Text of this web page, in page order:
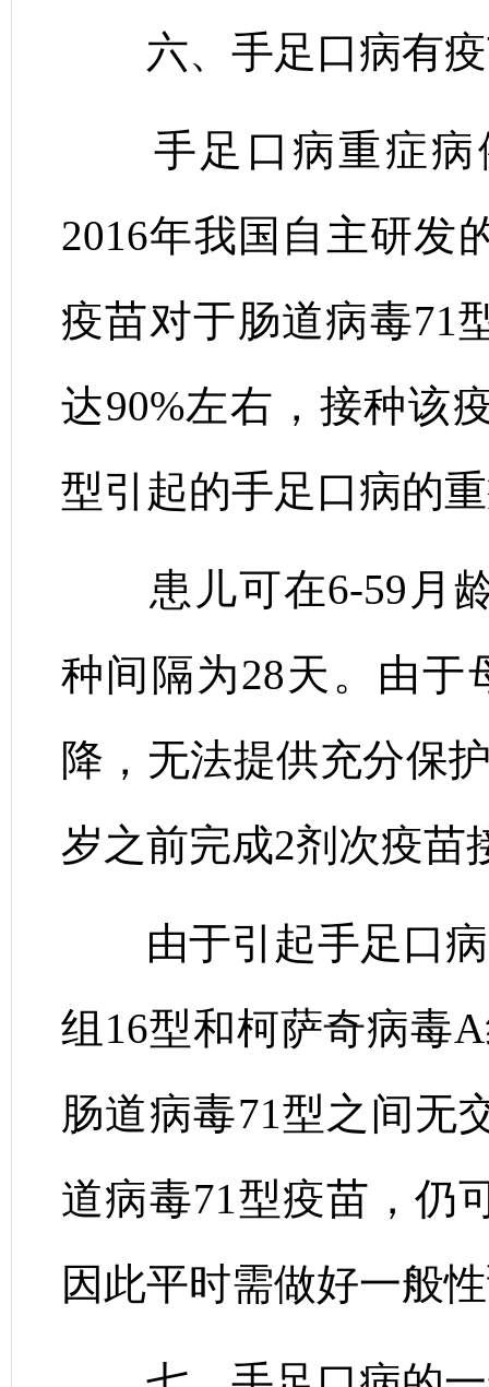
六、手足口病有疫
手足口病重症病
2016年我国自主研发
疫苗对于肠道病毒71
达90%左右，接种该
型引起的手足口病的
患儿可在6-59月龄
种间隔为28天。由于
降，无法提供充分保
岁之前完成2剂次疫苗
由于引起手足口病
组16型和柯萨奇病毒
肠道病毒71型之间无
道病毒71型疫苗，仍
因此平时需做好一般